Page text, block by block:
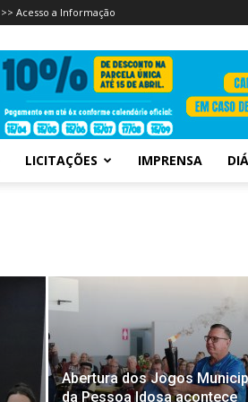
>> Acesso a Informação
LICITAÇÕES IMPRENSA
Abertura dos Jogos
da Pessoa Idosa acontece